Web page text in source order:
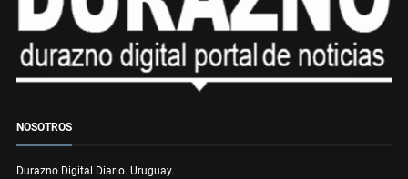
NOSOTROS
Durazno Digital Diario. Uruguay.